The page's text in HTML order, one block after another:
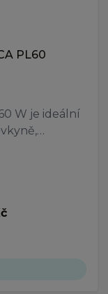
PL60
W je ideální